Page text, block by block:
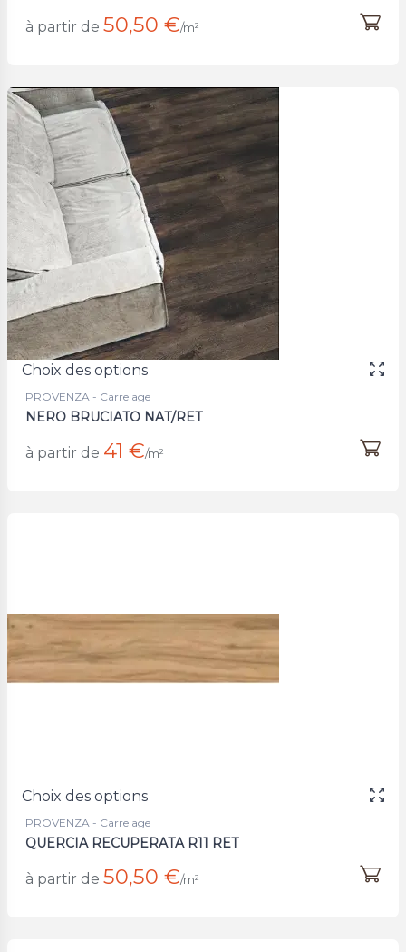
à partir de 50,50 €/m²
Choix des options
PROVENZA - Carrelage
NERO BRUCIATO NAT/RET
à partir de 41 €/m²
Choix des options
PROVENZA - Carrelage
QUERCIA RECUPERATA R11 RET
à partir de 50,50 €/m²